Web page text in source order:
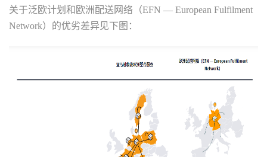
关于泛欧计划和欧洲配送网络（EFN — European Fulfilment
Network）的优劣差异见下图：